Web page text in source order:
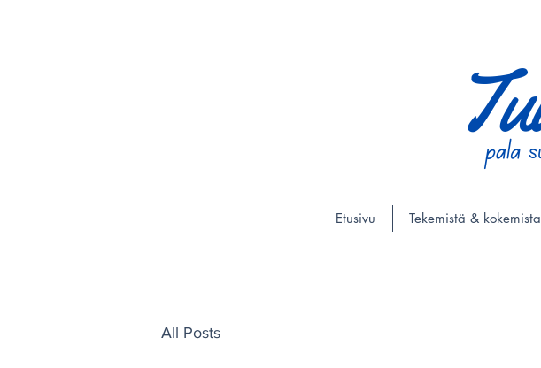
Etusivu Tekemistä & kokemista
All Posts